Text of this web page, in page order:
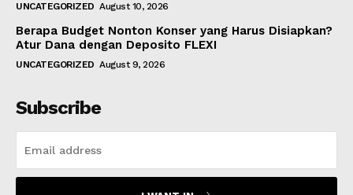
UNCATEGORIZED August 10, 2026
Berapa Budget Nonton Konser yang Harus Disiapkan?
Atur Dana dengan Deposito FLEXI
UNCATEGORIZED August 9, 2026
Subscribe